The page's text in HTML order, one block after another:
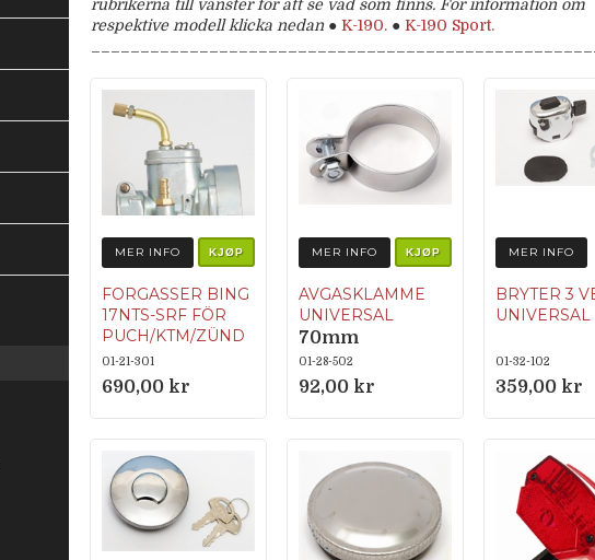
rubrikerna till vänster för att se vad som finns. För information om
respektive modell klicka nedan ● K-190. ● K-190 Sport.
MER INFO KJØP
FORGASSER BING
17NTS-SRF FÖR
PUCH/KTM/ZÜND
APP M.FL.
01-21-301
690,00 kr
MER INFO KJØP
AVGASKLAMME
UNIVERSAL
70mm
01-28-502
92,00 kr
MER INFO
BRYTER 3
UNIVERSAL
01-32-102
359,00 kr